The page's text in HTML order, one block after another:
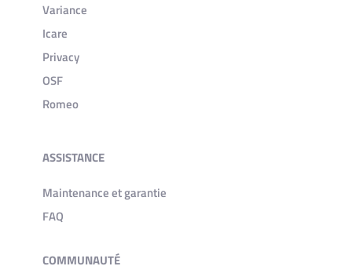
Variance
Icare
Privacy
OSF
Romeo
ASSISTANCE
Maintenance et garantie
FAQ
COMMUNAUTÉ